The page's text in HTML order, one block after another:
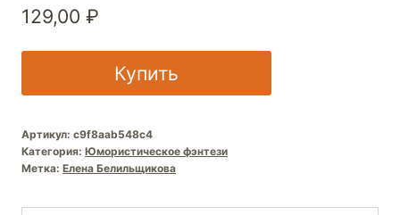
129,00 ₽
Купить
Артикул: c9f8aab548c4
Категория: Юмористическое фэнтези
Метка: Елена Белильщикова